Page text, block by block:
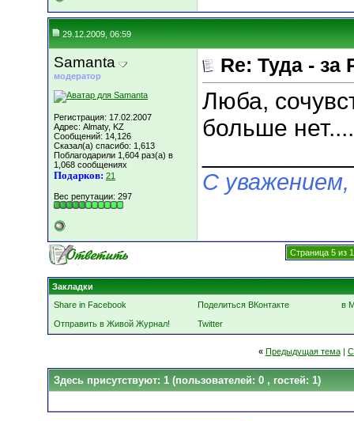
29.12.2009, 06:59
Samanta
модератор
Регистрация: 17.02.2007
Адрес: Almaty, KZ
Сообщений: 14,126
Сказал(а) спасибо: 1,613
Поблагодарили 1,604 раз(а) в
1,068 сообщениях
Подарков: 21
Вес репутации: 297
Re: Туда - за
Люба,
больше
С
Страница 5 из
Закладки
Share in Facebook
Поделиться ВКонтакте
в
Отправить в Живой Журнал!
Twitter
« Предыдущая тема|
Здесь присутствуют: 1 (пользователей: 0 , гостей: 1)